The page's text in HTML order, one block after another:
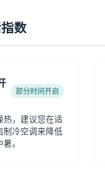
数
部分时间开启
热，建议您在适
制冷空调来降低
。